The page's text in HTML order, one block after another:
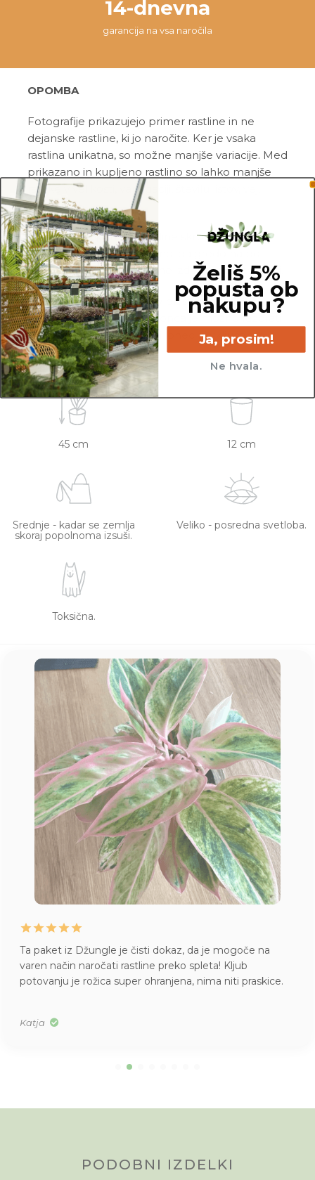
14-dnevna
garancija na vsa naročila
OPOMBA
Fotografije prikazujejo primer rastline in ne
dejanske rastline, ki jo naročite. Ker je vsaka
rastlina unikatna, so možne manjše variacije. Med
prikazano in kupljeno rastlino so lahko manjše
razlike v velikosti, variegaciji, številu listov, vej,
cvetov, itd …
Pred pošiljanjem vse rastline skrbno
pregledamo in zagotovimo, da gredo na pot
zdrave in čim bolj podobne izdelku na fotografiji.
Vse rastline so primarno v plastičnih sadilnih
lončkih. Višino sadilnega lonca je možno razbrati
iz slike z metrom. Okrasni lonec ni vključen v
ceno.
45 cm 12 cm
Srednje - kadar se zemlja
skoraj popolnoma izsuši.
Veliko - posredna svetloba.
Toksična.
Ta paket iz Džungle je čisti dokaz, da je mogoče na
varen način naročati rastline preko spleta! Kljub
potovanju je rožica super ohranjena, nima niti praskice.
Katja
PODOBNI IZDELKI
Želiš 5%
popusta ob
nakupu?
Ja, prosim!
Ne hvala.